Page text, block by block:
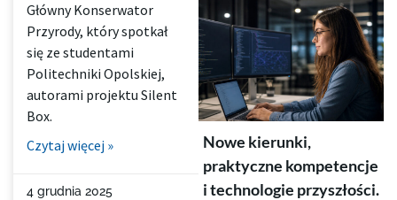
Główny Konserwator
Przyrody, który spotkał
się ze studentami
Politechniki Opolskiej,
autorami projektu Silent
Box.
Czytaj więcej »
4 grudnia 2025
Nowe kierunki,
praktyczne kompetencje
i technologie przyszłości.